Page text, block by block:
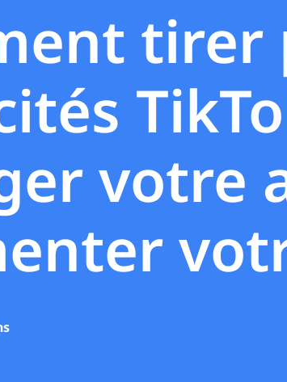
tirer
votre